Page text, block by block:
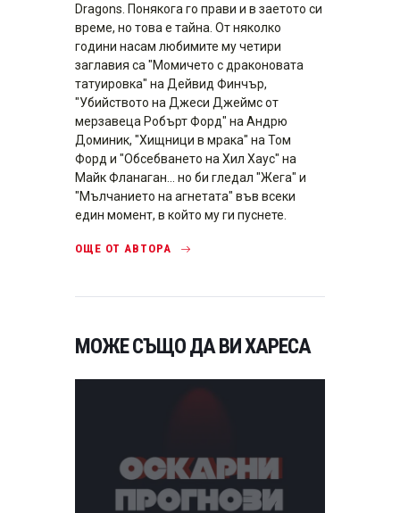
Dragons. Понякога го прави и в заетото си
време, но това е тайна. От няколко
години насам любимите му четири
заглавия са "Момичето с драконовата
татуировка" на Дейвид Финчър,
"Убийството на Джеси Джеймс от
мерзавеца Робърт Форд" на Андрю
Доминик, "Хищници в мрака" на Том
Форд и "Обсебването на Хил Хаус" на
Майк Фланаган... но би гледал "Жега" и
"Мълчанието на агнетата" във всеки
един момент, в който му ги пуснете.
ОЩЕ ОТ АВТОРА
МОЖЕ СЪЩО ДА ВИ ХАРЕСА